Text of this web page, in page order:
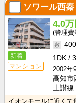
ソワール西秦
新着
マンション
4.0万
1DK
2002年
高知市
土讃線